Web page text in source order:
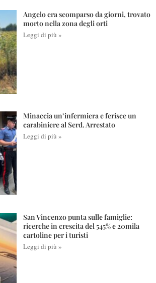
Angelo era scomparso da giorni, trovato
morto nella zona degli orti
Leggi di più »
Minaccia un’infermiera e ferisce un
carabiniere al Serd. Arrestato
Leggi di più »
San Vincenzo punta sulle famiglie:
ricerche in crescita del 545% e 20mila
cartoline per i turisti
Leggi di più »